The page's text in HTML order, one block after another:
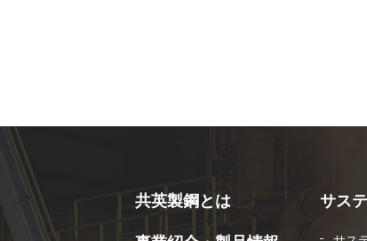
共英製鋼とは サス